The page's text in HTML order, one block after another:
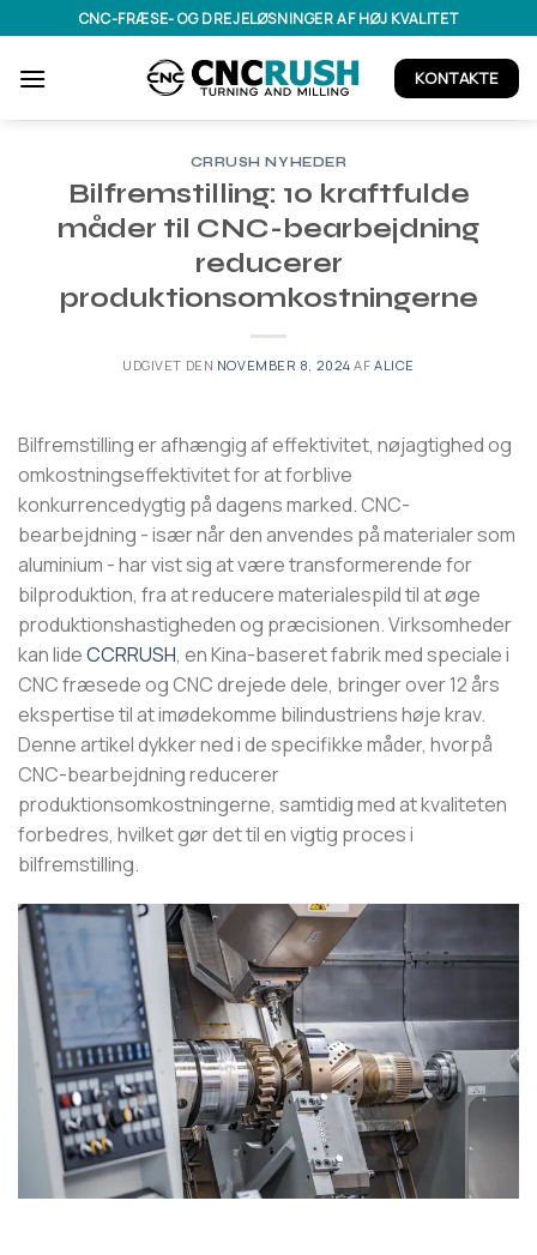
til
indhold
CNC-FRÆSE- OG DREJELØSNINGER AF HØJ KVALITET
KONTAKTE
CRRUSH NYHEDER
Bilfremstilling: 10 kraftfulde
måder til CNC-bearbejdning
reducerer
produktionsomkostningerne
UDGIVET DEN NOVEMBER 8, 2024 AFALICE
Bilfremstilling er afhængig af effektivitet, nøjagtighed og
omkostningseffektivitet for at forblive
konkurrencedygtig på dagens marked. CNC-
bearbejdning - især når den anvendes på materialer som
aluminium - har vist sig at være transformerende for
bilproduktion, fra at reducere materialespild til at øge
produktionshastigheden og præcisionen. Virksomheder
kan lideCCRRUSH, en Kina-baseret fabrik med speciale i
CNC fræsede og CNC drejede dele, bringer over 12 års
ekspertise til at imødekomme bilindustriens høje krav.
Denne artikel dykker ned i de specifikke måder, hvorpå
CNC-bearbejdning reducerer
produktionsomkostningerne, samtidig med at kvaliteten
forbedres, hvilket gør det til en vigtig proces i
bilfremstilling.